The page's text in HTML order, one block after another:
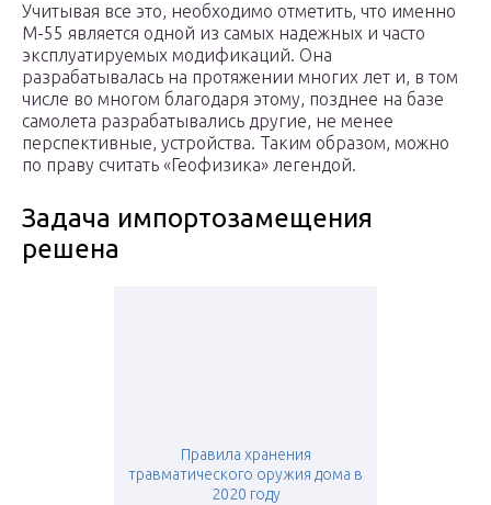
Учитывая все это, необходимо отметить, что именно
М-55 является одной из самых надежных и часто
эксплуатируемых модификаций. Она
разрабатывалась на протяжении многих лет и, в том
числе во многом благодаря этому, позднее на базе
самолета разрабатывались другие, не менее
перспективные, устройства. Таким образом, можно
по праву считать «Геофизика» легендой.
Задача импортозамещения
решена
Правила хранения
травматического оружия дома в
2020 году